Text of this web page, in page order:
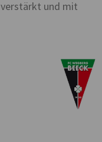
verstärkt und mit